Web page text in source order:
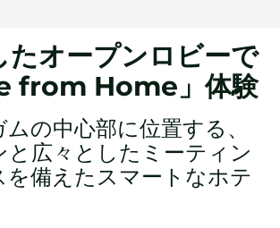
じ
ペ
ー
ジ
の
ン
ク。
たオープンロビーで
from Home」体験
の中心部に位置する、
と広々としたミーティン
を備えたスマートなホテ